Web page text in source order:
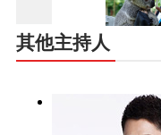
其他主持人